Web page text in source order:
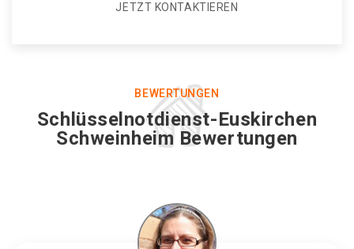
JETZT KONTAKTIEREN
BEWERTUNGEN
Schlüsselnotdienst-Euskirchen
Schweinheim Bewertungen